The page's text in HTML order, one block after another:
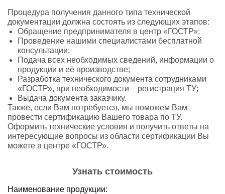
Процедура получения данного типа технической
документации должна состоять из следующих этапов:
Обращение предпринимателя в центр «ГОСТР»;
Проведение нашими специалистами бесплатной
консультации;
Подача всех необходимых сведений, информации о
продукции и её производстве;
Разработка технического документа сотрудниками
«ГОСТР», при необходимости – регистрация ТУ;
Выдача документа заказчику.
Также, если Вам потребуется, мы поможем Вам
провести сертификацию Вашего товара по ТУ.
Оформить технические условия и получить ответы на
интересующие вопросы из области сертификации Вы
можете в центре «ГОСТР».
Узнать стоимость
Наименование продукции: